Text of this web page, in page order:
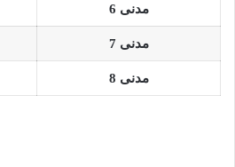
مدنی 6
مدنی 7
مدنی 8